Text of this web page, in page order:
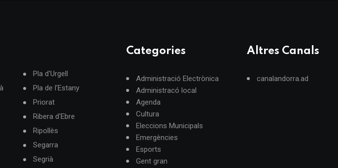
Pla d'Urgell
Pla de l'Estany
Priorat
Ribera d'Ebre
Ripollès
Segarra
Segrià
Categories
Administració Electrònica
Administracó local
Agenda
Cultura
Eleccions Municipals
Emergències
Esports
Gent gran
Altres Canals
canalandorra.ad